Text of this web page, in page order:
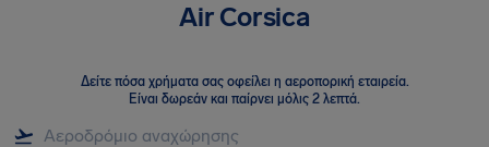
Air Corsica
Δείτε πόσα χρήματα σας οφείλει η αεροπορική εταιρεία.
Είναι δωρεάν και παίρνει μόλις 2 λεπτά.